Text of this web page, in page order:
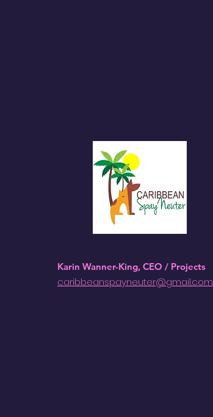
Karin Wanner-King, CEO / Projects
caribbeanspayneuter@gmail.com